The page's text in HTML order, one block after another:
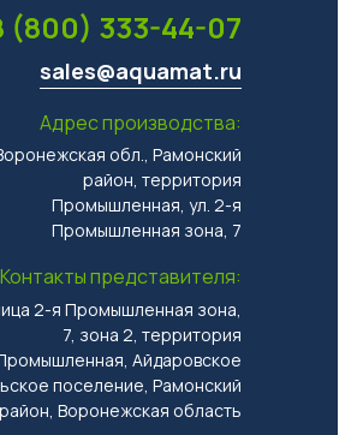
(800) 333-44-07
sales@aquamat.ru
Адрес производства:
обл., Рамонский
район, территория
Промышленная, ул. 2-я
Промышленная зона, 7
Контакты представителя:
2-я Промышленная зона,
7, зона 2, территория
Айдаровское
поселение, Рамонский
район, Воронежская область